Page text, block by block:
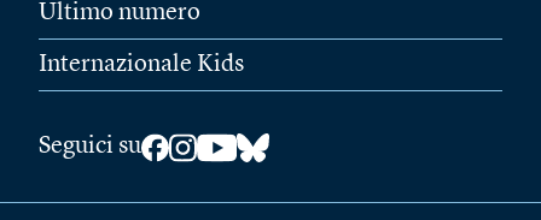
Ultimo numero
Internazionale Kids
Seguici su